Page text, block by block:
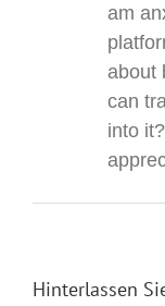
am
about
can
into
Hinterlassen